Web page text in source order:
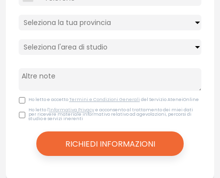
Ho letto e accettoTermini e Condizioni Generali del Servizio AteneiOnline
Ho letto l'Informativa Privacye acconsento al trattamento dei miei dati
per ricevere materiale informativo relativo ad agevolazioni, percorsi di
studio e servizi inerenti